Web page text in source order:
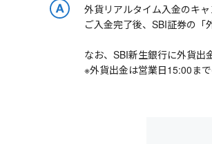
外貨リアルタイム入金のキ
ご入金完了後、SBI証券の「
なお、SBI新生銀行に外貨出
※外貨出金は営業日15:00ま